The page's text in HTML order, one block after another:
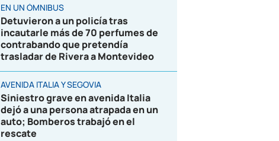
EN UN ÓMNIBUS
Detuvieron a un policía tras
incautarle más de 70 perfumes de
contrabando que pretendía
trasladar de Rivera a Montevideo
AVENIDA ITALIA Y SEGOVIA
Siniestro grave en avenida Italia
dejó a una persona atrapada en un
auto; Bomberos trabajó en el
rescate